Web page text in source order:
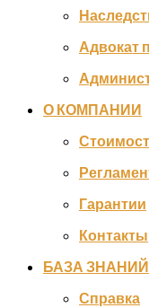
Адвокат
О КОМПАНИИ
Гарантии
Контакты
БАЗА ЗНАНИЙ
Справка